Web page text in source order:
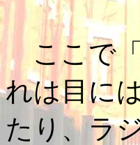
ここで「
れは目に
たり、ラ